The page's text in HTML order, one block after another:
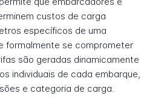
custos de carga
específicos de uma
formalmente se comprometer
são geradas dinamicamente
individuais de cada embarque,
e categoria de carga.